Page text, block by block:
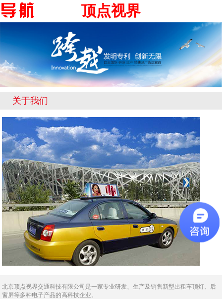
顶点视界
关于我们
北京顶点视界交通科技有限公司是一家专业研发、生产及销售新型出租车顶灯、后
窗屏等多种电子产品的高科技企业。